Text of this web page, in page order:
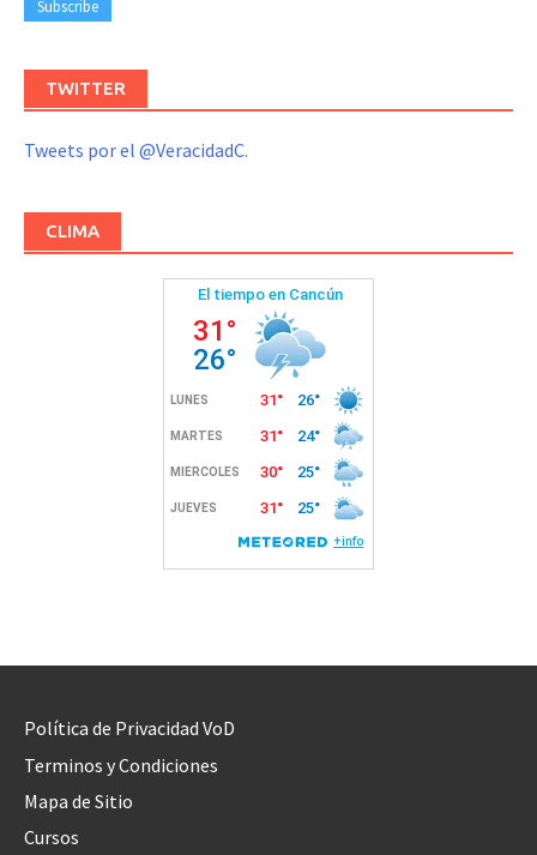
TWITTER
Tweets por el @VeracidadC.
CLIMA
Política de Privacidad VoD
Terminos y Condiciones
Mapa de Sitio
Cursos